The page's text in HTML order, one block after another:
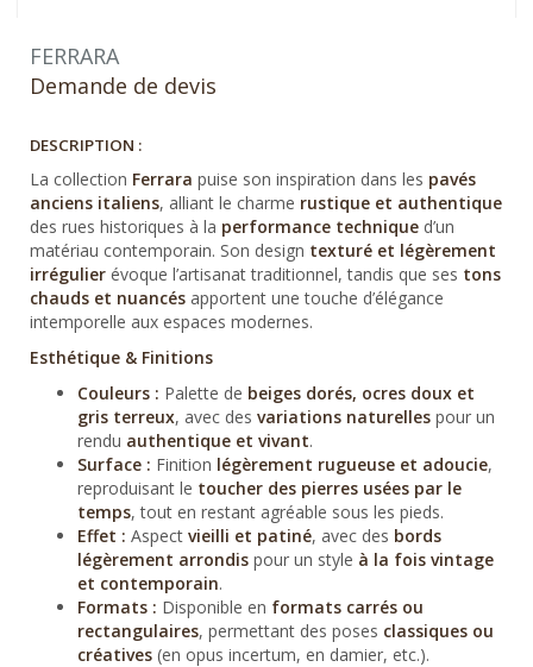
FERRARA
Demande de devis
DESCRIPTION :
La collection Ferrara puise son inspiration dans les pavés
anciens italiens, alliant le charme rustique et authentique
des rues historiques à la performance technique d’un
matériau contemporain. Son design texturé et légèrement
irrégulier évoque l’artisanat traditionnel, tandis que ses tons
chauds et nuancés apportent une touche d’élégance
intemporelle aux espaces modernes.
Esthétique & Finitions
Couleurs : Palette de beiges dorés, ocres doux et
gris terreux, avec des variations naturelles pour un
rendu authentique et vivant.
Surface : Finition légèrement rugueuse et adoucie,
reproduisant le toucher des pierres usées par le
temps, tout en restant agréable sous les pieds.
Effet : Aspect vieilli et patiné, avec des bords
légèrement arrondis pour un style à la fois vintage
et contemporain.
Formats : Disponible en formats carrés ou
rectangulaires, permettant des poses classiques ou
créatives (en opus incertum, en damier, etc.).